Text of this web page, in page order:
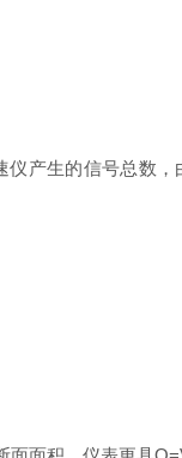
产生的信号总数